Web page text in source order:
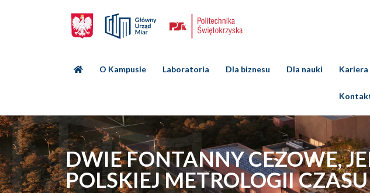
O Kampusie Laboratoria Dla biznesu Dla nauki Kariera
DWIE FONTANNY CEZOWE,
POLSKIEJ METROLOGII CZASU